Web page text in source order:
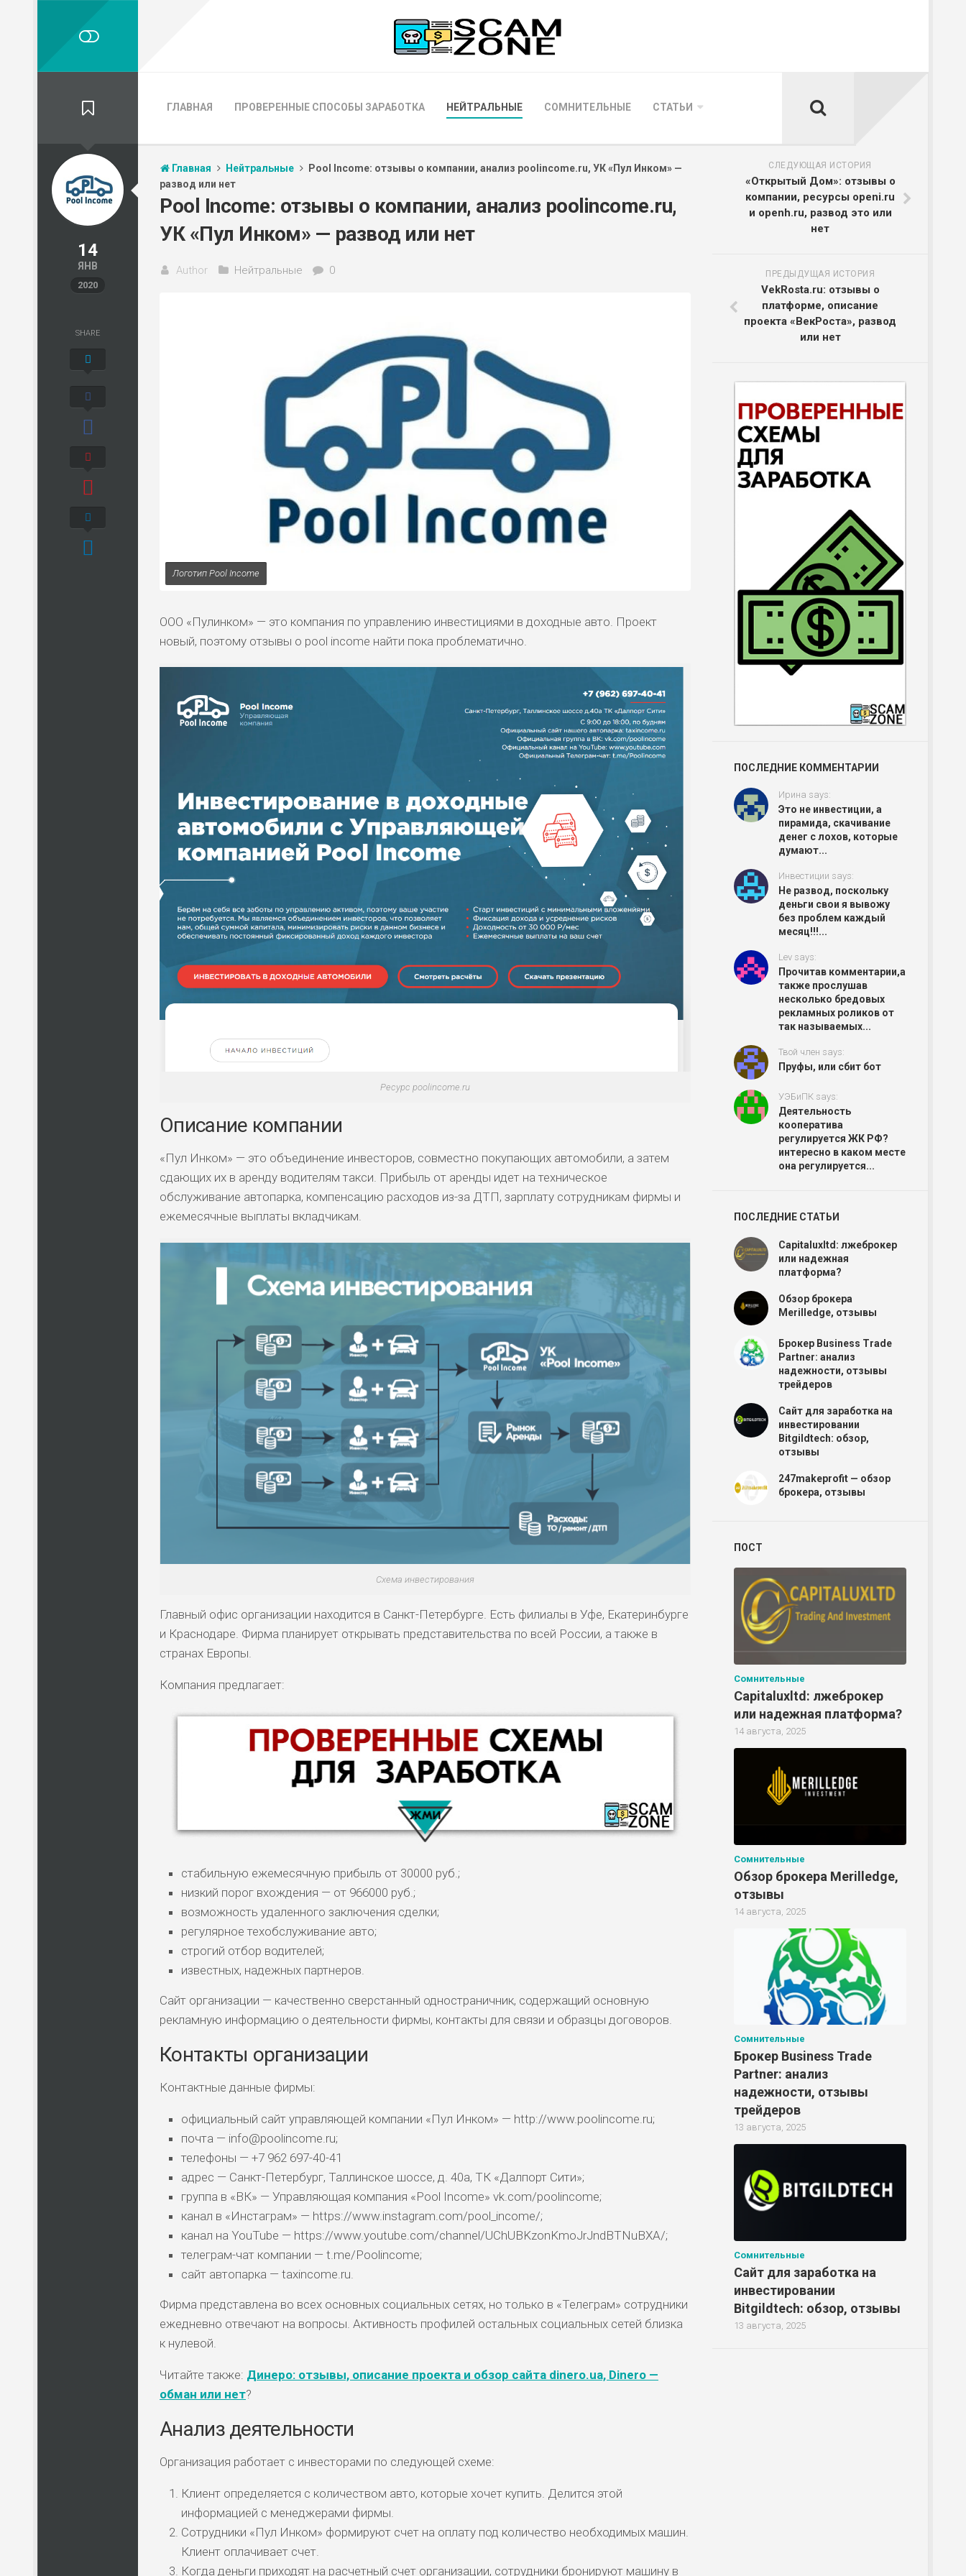
ГЛАВНАЯ ПРОВЕРЕННЫЕ СПОСОБЫ ЗАРАБОТКА НЕЙТРАЛЬНЫЕ СОМНИТЕЛЬНЫЕ СТАТЬИ
14
ЯНВ
2020
Главная Нейтральные
Pool Income: отзывы о компании, анализ poolincome.ru, УК «Пул Инком» —
развод или нет
Pool Income: отзывы о компании, анализ poolincome.ru,
УК «Пул Инком» — развод или нет
Author Нейтральные 0
Логотип Pool Income
ООО «Пулинком» — это компания по управлению инвестициями в доходные авто. Проект
новый, поэтому отзывы о pool income найти пока проблематично.
Ресурс poolincome.ru
Описание компании
«Пул Инком» — это объединение инвесторов, совместно покупающих автомобили, а затем
сдающих их в аренду водителям такси. Прибыль от аренды идет на техническое
обслуживание автопарка, компенсацию расходов из-за ДТП, зарплату сотрудникам фирмы и
ежемесячные выплаты вкладчикам.
Схема инвестирования
Главный офис организации находится в Санкт-Петербурге. Есть филиалы в Уфе, Екатеринбурге
и Краснодаре. Фирма планирует открывать представительства по всей России, а также в
странах Европы.
Компания предлагает:
НАЗВАНИЕ КОМУ ПОДОЙДЕТ
ВСЕМ
НИЗКИЕ
ИЙ
ИЙ
0 ОБЗОР
ВСЕМ
ВСЕМ
НИЗКИЕ
Й
НИЗКИЙ 0
стабильную ежемесячную прибыль от 30000 руб.;
низкий порог вхождения — от 966000 руб.;
возможность удаленного заключения сделки;
регулярное техобслуживание авто;
строгий отбор водителей;
известных, надежных партнеров.
Сайт организации — качественно сверстанный одностраничник, содержащий основную
рекламную информацию о деятельности фирмы, контакты для связи и образцы договоров.
Контакты организации
Контактные данные фирмы:
официальный сайт управляющей компании «Пул Инком» — http://www.poolincome.ru;
почта — info@poolincome.ru;
телефоны — +7 962 697-40-41
адрес — Санкт-Петербург, Таллинское шоссе, д. 40а, ТК «Далпорт Сити»;
группа в «ВК» — Управляющая компания «Pool Income» vk.com/poolincome;
канал в «Инстаграм» — https://www.instagram.com/pool_income/;
канал на YouTube — https://www.youtube.com/channel/UChUBKzonKmoJrJndBTNuBXA/;
телеграм-чат компании — t.me/Poolincome;
сайт автопарка — taxincome.ru.
Фирма представлена во всех основных социальных сетях, но только в «Телеграм» сотрудники
ежедневно отвечают на вопросы. Активность профилей остальных социальных сетей близка
к нулевой.
Читайте также: Динеро: отзывы, описание проекта и обзор сайта dinero.ua, Dinero —
обман или нет?
Анализ деятельности
Организация работает с инвесторами по следующей схеме:
Клиент определяется с количеством авто, которые хочет купить. Делится этой
информацией с менеджерами фирмы.
Сотрудники «Пул Инком» формируют счет на оплату под количество необходимых машин.
Клиент оплачивает счет.
Когда деньги приходят на расчетный счет организации, сотрудники бронируют машину в
SHARE
СЛЕДУЮЩАЯ ИСТОРИЯ
«Открытый Дом»: отзывы о
компании, ресурсы openi.ru
и openh.ru, развод это или
нет
ПРЕДЫДУЩАЯ ИСТОРИЯ
VekRosta.ru: отзывы о
платформе, описание
проекта «ВекРоста», развод
или нет
ПОСЛЕДНИЕ КОММЕНТАРИИ
Ирина says:
Это не инвестиции, а
пирамида, скачивание
денег с лохов, которые
думают...
Инвестиции says:
Не развод, поскольку
деньги свои я вывожу
без проблем каждый
месяц!!!...
Lev says:
Прочитав комментарии,а
также прослушав
несколько бредовых
рекламных роликов от
так называемых...
Твой член says:
Пруфы, или сбит бот
УЭБиПК says:
Деятельность
кооператива
регулируется ЖК РФ?
интересно в каком месте
она регулируется...
ПОСЛЕДНИЕ СТАТЬИ
Capitaluxltd: лжеброкер
или надежная
платформа?
Обзор брокера
Merilledge, отзывы
Брокер Business Trade
Partner: анализ
надежности, отзывы
трейдеров
Сайт для заработка на
инвестировании
Bitgildtech: обзор,
отзывы
247makeprofit — обзор
брокера, отзывы
ПОСТ
Сомнительные
Capitaluxltd: лжеброкер
или надежная платформа?
14 августа, 2025
Сомнительные
Обзор брокера Merilledge,
отзывы
14 августа, 2025
Сомнительные
Брокер Business Trade
Partner: анализ
надежности, отзывы
трейдеров
13 августа, 2025
Сомнительные
Сайт для заработка на
инвестировании
Bitgildtech: обзор, отзывы
13 августа, 2025